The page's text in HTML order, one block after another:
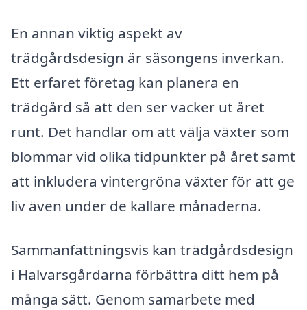
En annan viktig aspekt av
trädgårdsdesign är säsongens inverkan.
Ett erfaret företag kan planera en
trädgård så att den ser vacker ut året
runt. Det handlar om att välja växter som
blommar vid olika tidpunkter på året samt
att inkludera vintergröna växter för att ge
liv även under de kallare månaderna.
Sammanfattningsvis kan trädgårdsdesign
i Halvarsgårdarna förbättra ditt hem på
många sätt. Genom samarbete med